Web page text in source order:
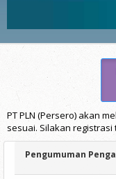
PT PLN (Persero) akan
sesuai. Silakan
Pengumuman